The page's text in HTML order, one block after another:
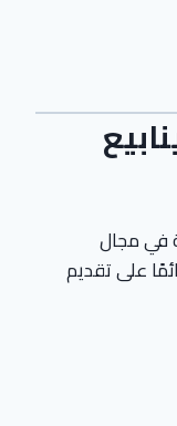
في مجال
على تقديم